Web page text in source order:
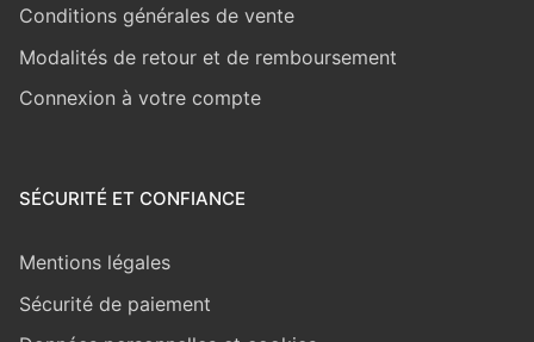
Conditions générales de vente
Modalités de retour et de remboursement
Connexion à votre compte
SÉCURITÉ ET CONFIANCE
Mentions légales
Sécurité de paiement